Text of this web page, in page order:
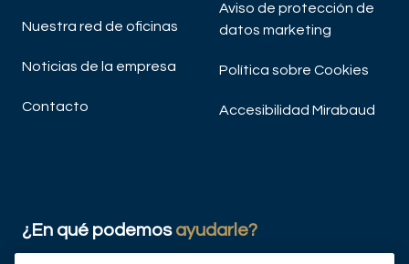
Nuestra red de oficinas
Noticias de la empresa
Contacto
Aviso de protección de
datos marketing
Política sobre Cookies
Accesibilidad Mirabaud
¿En qué podemos ayudarle?